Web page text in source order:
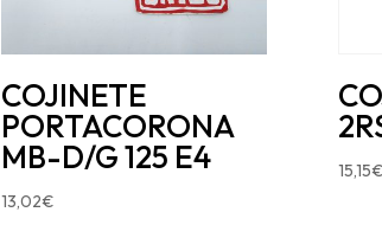
COJINETE
PORTACORONA
MB-D/G 125 E4
13,02€
15,15€